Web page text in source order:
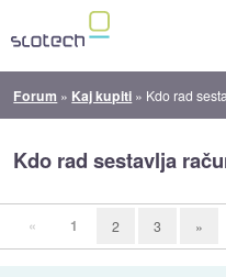
Forum » Kaj kupiti » Kdo rad
Kdo rad sestavlja
« 1 2 3 »